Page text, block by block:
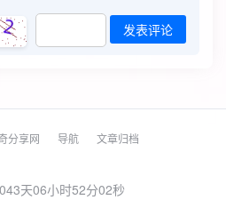
发表评论
分享网 导航 文章归档
天06小时52分03秒